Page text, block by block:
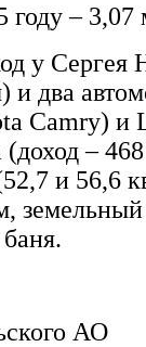
году –
у
и два
Camry) и
–
и 56,6
земельный
АО